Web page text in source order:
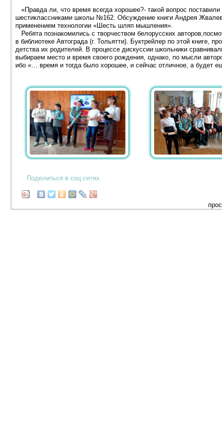
«Правда ли, что время всегда хорошее?- такой вопрос
шестиклассниками школы №162. Обсуждение книги Андрея
применением технологии «Шесть шляп мышления».
Ребята познакомились с творчеством белорусских
в библиотеке Автограда (г. Тольятти). Буктрейлер по этой книге,
детства их родителей. В процессе дискуссии школьники
выбираем место и время своего рождения, однако, по мысли
ибо «… время и тогда было хорошее, и сейчас отличное, а будет
Поделиться в соц.сетях